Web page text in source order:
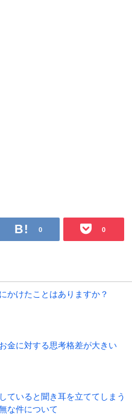
0 0
かけたことはありますか？
金に対する思考格差が大きい
ていると聞き耳を立ててしまう
な件について